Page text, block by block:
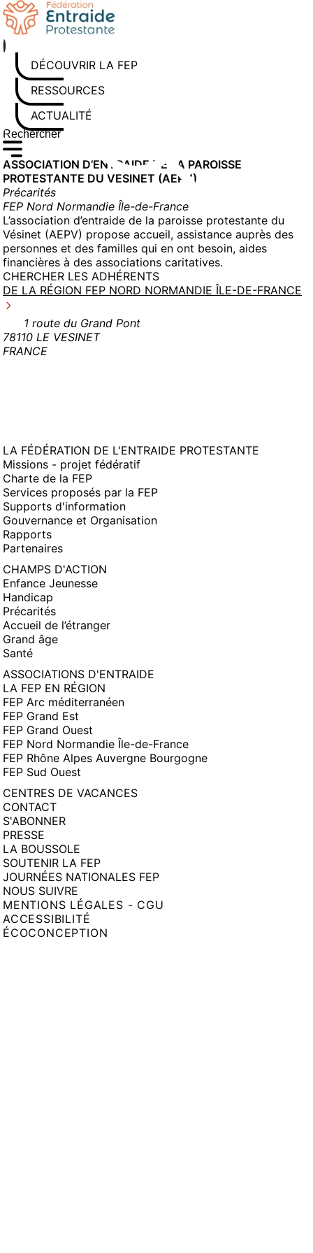
Aller
au
contenu
DÉCOUVRIR LA FEP
RESSOURCES
ACTUALITÉS
Rechercher sur le site
Saisissez au moins 3 caractères pour lancer la recherche
ASSOCIATION D’ENTRAIDE DE LA PAROISSE
PROTESTANTE DU VESINET (AEPV)
Précarités
FEP Nord Normandie Île-de-France
L’association d’entraide de la paroisse protestante du
Vésinet (AEPV) propose accueil, assistance auprès des
personnes et des familles qui en ont besoin, aides
financières à des associations caritatives.
CHERCHER LES ADHÉRENTS
DE LA RÉGION FEP NORD NORMANDIE ÎLE-DE-FRANCE
1 route du Grand Pont
78110 LE VESINET
FRANCE
LA FÉDÉRATION DE L'ENTRAIDE PROTESTANTE
Missions - projet fédératif
Charte de la FEP
Services proposés par la FEP
Supports d'information
Gouvernance et Organisation
Rapports
Partenaires
CHAMPS D'ACTION
Enfance Jeunesse
Handicap
Précarités
Accueil de l’étranger
Grand âge
Santé
ASSOCIATIONS D'ENTRAIDE
LA FEP EN RÉGION
FEP Arc méditerranéen
FEP Grand Est
FEP Grand Ouest
FEP Nord Normandie Île-de-France
FEP Rhône Alpes Auvergne Bourgogne
FEP Sud Ouest
CENTRES DE VACANCES
CONTACT
S'ABONNER
PRESSE
LA BOUSSOLE
SOUTENIR LA FEP
JOURNÉES NATIONALES FEP
NOUS SUIVRE
MENTIONS LÉGALES - CGU
ACCESSIBILITÉ
ÉCOCONCEPTION